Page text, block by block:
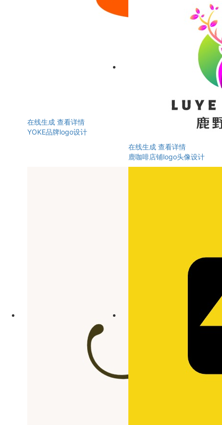
在线生成 查看详情
YOKE品牌logo设计
在线生成 查看详情
鹿咖啡店铺logo头像设计